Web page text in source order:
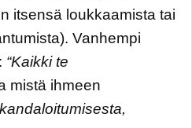
itsensä loukkaamista tai
Vanhempi
“Kaikki te
mistä ihmeen